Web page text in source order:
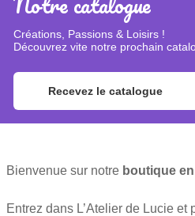
Créations, Passions & Loisirs !
Découvrez vite notre prochain
Recevez le catalogue
Bienvenue sur notre boutique
Entrez dans L’Atelier de Lucie et